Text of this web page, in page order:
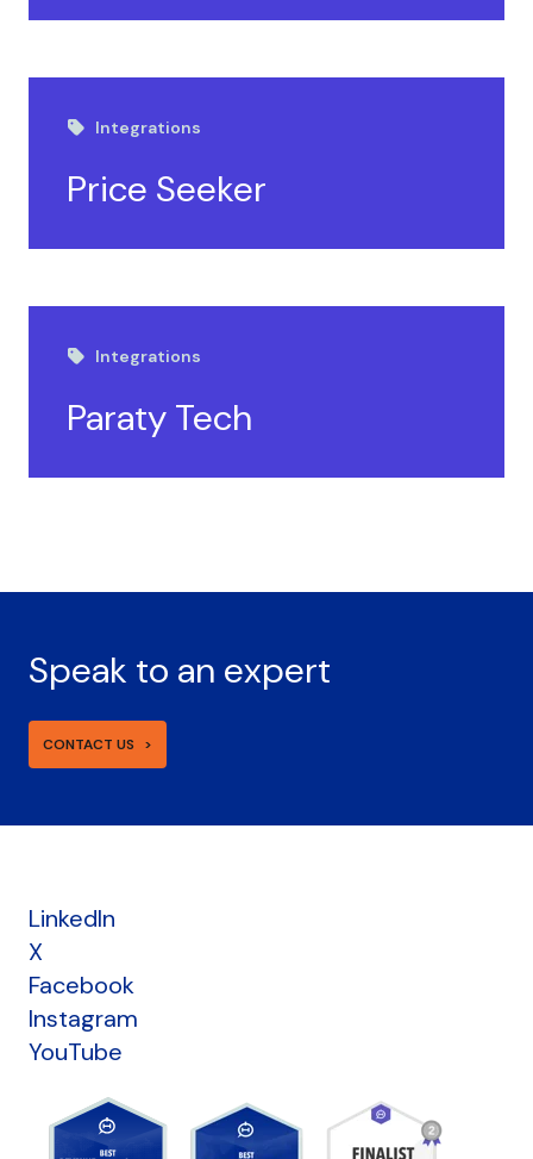
Integrations
Price Seeker
Integrations
Paraty Tech
Speak to an expert
CONTACT US
LinkedIn
X
Facebook
Instagram
YouTube